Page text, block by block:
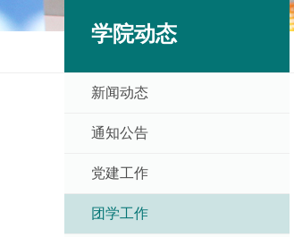
学院动态
新闻动态
通知公告
党建工作
团学工作